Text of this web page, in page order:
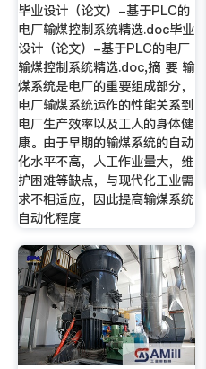
毕业设计（论文）-基于PLC的
电厂输煤控制系统精选.doc毕业
设计（论文）-基于PLC的电厂
输煤控制系统精选.doc,摘 要 输
煤系统是电厂的重要组成部分，
电厂输煤系统运作的性能关系到
电厂生产效率以及工人的身体健
康。由于早期的输煤系统的自动
化水平不高，人工作业量大，维
护困难等缺点，与现代化工业需
求不相适应，因此提高输煤系统
自动化程度